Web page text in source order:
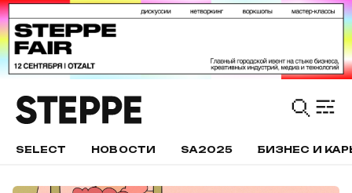
SELECT НОВОСТИ SA2025 БИЗНЕС И